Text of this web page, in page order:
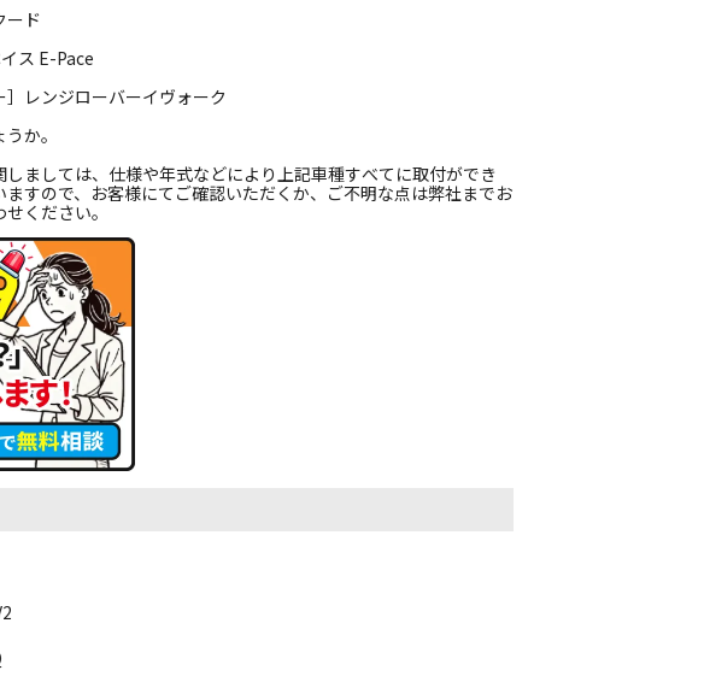
ード
ス E-Pace
］レンジローバーイヴォーク
か。
ましては、仕様や年式などにより上記車種すべてに取付ができ
ますので、お客様にてご確認いただくか、ご不明な点は弊社までお
ください。